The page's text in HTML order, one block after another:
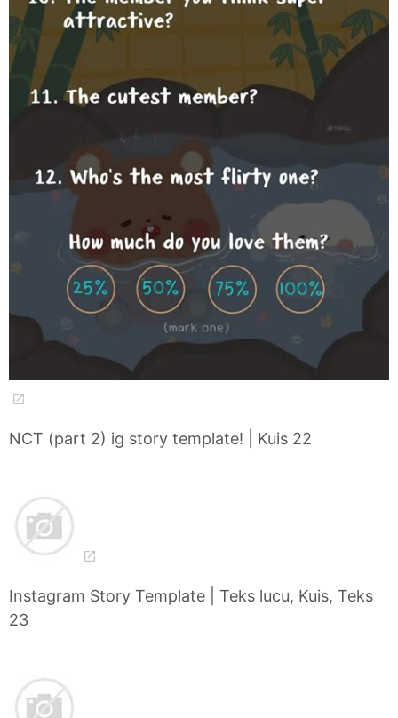
NCT (part 2) ig story template! | Kuis 22
Instagram Story Template | Teks lucu, Kuis, Teks
23